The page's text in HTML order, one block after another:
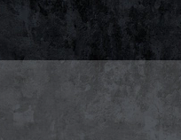
KOKIDO, Уборочный
Kokido Classic
7 аксессуаров, уп.1